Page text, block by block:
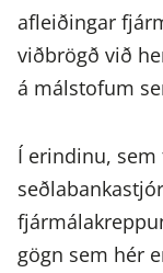
afleiðingar
viðbrögð við
á málstofum
Í erindinu,
gögn sem hér